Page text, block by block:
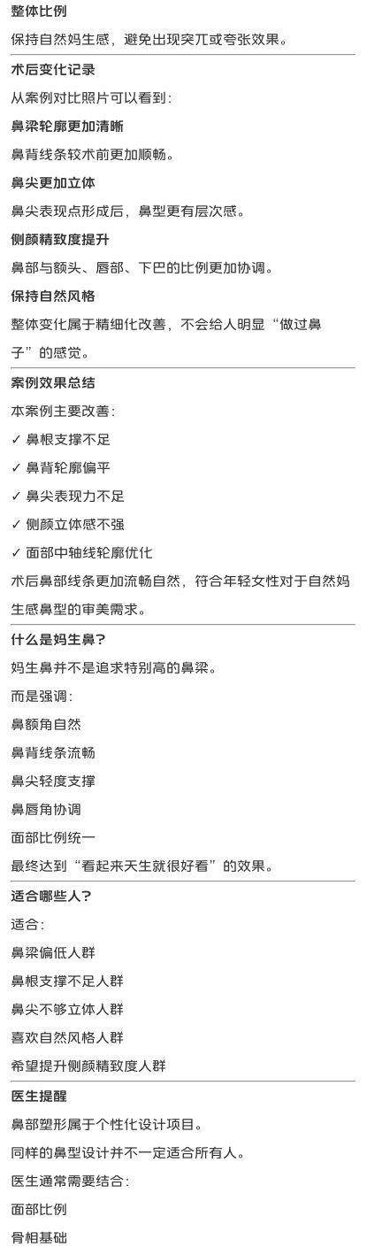
整体比例
保持自然妈生感，避免出现突兀或夸张效果。
术后变化记录
从案例对比照片可以看到：
鼻梁轮廓更加清晰
鼻背线条较术前更加顺畅。
鼻尖更加立体
鼻尖表现点形成后，鼻型更有层次感。
侧颜精致度提升
鼻部与额头、唇部、下巴的比例更加协调。
保持自然风格
整体变化属于精细化改善，不会给人明显“做过鼻
子”的感觉。
案例效果总结
本案例主要改善：
✓ 鼻根支撑不足
✓ 鼻背轮廓偏平
✓ 鼻尖表现力不足
✓ 侧颜立体感不强
✓ 面部中轴线轮廓优化
术后鼻部线条更加流畅自然，符合年轻女性对于自然妈
生感鼻型的审美需求。
什么是妈生鼻？
妈生鼻并不是追求特别高的鼻梁。
而是强调：
鼻额角自然
鼻背线条流畅
鼻尖轻度支撑
鼻唇角协调
面部比例统一
最终达到“看起来天生就很好看”的效果。
适合哪些人？
适合：
鼻梁偏低人群
鼻根支撑不足人群
鼻尖不够立体人群
喜欢自然风格人群
希望提升侧颜精致度人群
医生提醒
鼻部塑形属于个性化设计项目。
同样的鼻型设计并不一定适合所有人。
医生通常需要结合：
面部比例
骨相基础